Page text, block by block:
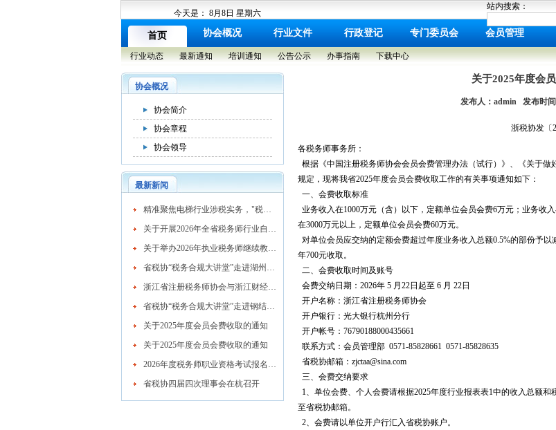
今天是： 8月8日 星期六
站内搜索：
首页 协会概况 行业文件 行政登记 专门委员会 会员管理
行业动态 最新通知 培训通知 公告公示 办事指南 下载中心
协会概况
协会简介
协会章程
协会领导
最新新闻
​精准聚焦电梯行业涉税实务，"税务合规大讲堂"走进湖州市电梯行业协会
关于开展2026年全省税务师行业自律检查工作的通知
关于举办2026年执业税务师继续教育网络培训班的通知
省税协“税务合规大讲堂”走进湖州混凝土行业
浙江省注册税务师协会与浙江财经大学续签战略合作协议 共育高素质税务人才
省税协“税务合规大讲堂”走进钢结构行业协会精准赋能企业高质量发展
关于2025年度会员会费收取的通知
关于2025年度会员会费收取的通知
2026年度税务师职业资格考试报名公告
省税协四届四次理事会在杭召开
关于2025年度会
发布人：admin 发布时
浙税协发〔
各税务师事务所：
根据《中国注册税务师协会会员会费管理办法（试行）》、《关于做
规定，现将我省2025年度会员会费收取工作的有关事项通知如下：
一、会费收取标准
业务收入在1000万元（含）以下，定额单位会员会费6万元；业务收
在3000万元以上，定额单位会员会费60万元。
对单位会员应交纳的定额会费超过年度业务收入总额0.5%的部份予
年700元收取。
二、会费收取时间及账号
会费交纳日期：2026年 5 月22日起至 6 月 22日
开户名称：浙江省注册税务师协会
开户银行：光大银行杭州分行
开户帐号：76790188000435661
联系方式：会员管理部 0571-85828661 0571-85828635
省税协邮箱： zjctaa@sina.com
三、会费交纳要求
1、单位会费、个人会费请根据2025年度行业报表表1中的收入总额
至省税协邮箱。
2、会费请以单位开户行汇入省税协账户。